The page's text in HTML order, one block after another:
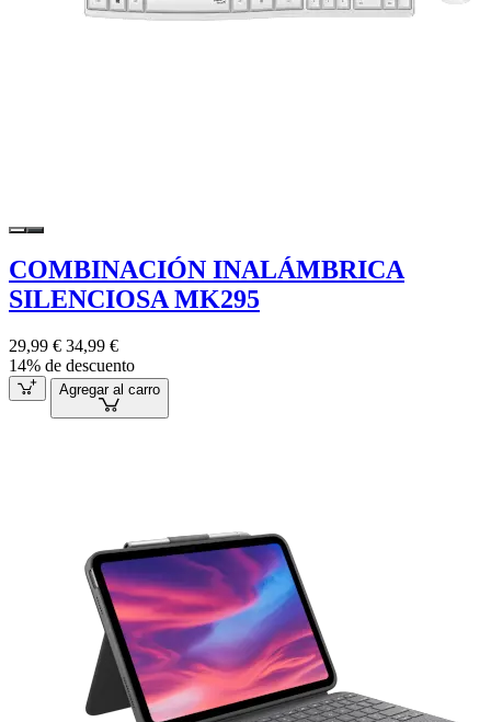
COMBINACIÓN INALÁMBRICA
SILENCIOSA MK295
29,99 € 34,99 €
14% de descuento
Agregar al carro